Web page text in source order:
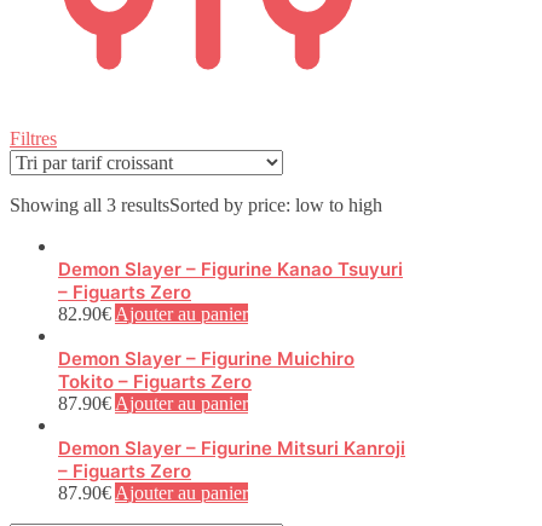
Filtres
Showing all 3 resultsSorted by price: low to high
Demon Slayer – Figurine Kanao Tsuyuri
– Figuarts Zero
82.90€Ajouter au panier
Demon Slayer – Figurine Muichiro
Tokito – Figuarts Zero
87.90€Ajouter au panier
Demon Slayer – Figurine Mitsuri Kanroji
– Figuarts Zero
87.90€Ajouter au panier